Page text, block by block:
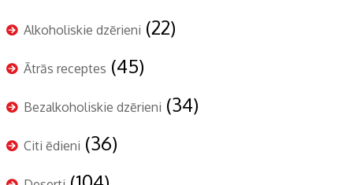
Alkoholiskie dzērieni (22)
Ātrās receptes (45)
Bezalkoholiskie dzērieni (34)
Citi ēdieni (36)